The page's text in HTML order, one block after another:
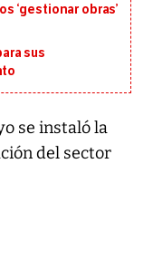
‘gestionar obras’
sus
se instaló la
del sector